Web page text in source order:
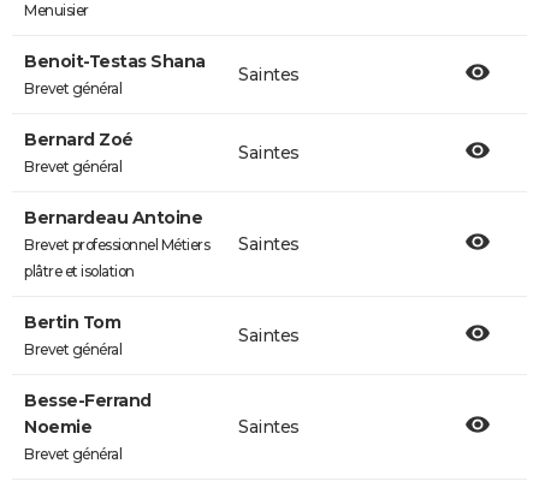
Menuisier
Benoit-Testas Shana
Brevet général
Saintes
Bernard Zoé
Brevet général
Saintes
Bernardeau Antoine
Brevet professionnel Métiers
plâtre et isolation
Saintes
Bertin Tom
Brevet général
Saintes
Besse-Ferrand
Noemie
Brevet général
Saintes